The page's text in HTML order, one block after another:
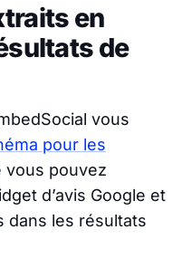
en
de
vous
pour les
vous pouvez
d’avis Google et
dans les résultats